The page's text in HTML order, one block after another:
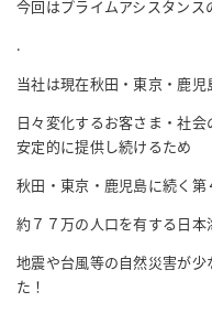
今回はプライムアシスタン
.
当社は現在秋田・東京・鹿児
日々変化するお客さま・社
安定的に提供し続けるため
秋田・東京・鹿児島に続く第
約７７万の人口を有する日
地震や台風等の自然災害が
た！